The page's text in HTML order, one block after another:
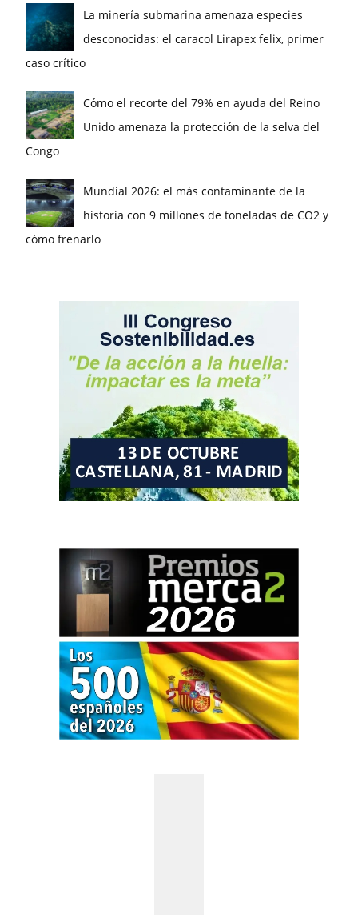
La minería submarina amenaza especies
desconocidas: el caracol Lirapex felix, primer
caso crítico
Cómo el recorte del 79% en ayuda del Reino
Unido amenaza la protección de la selva del
Congo
Mundial 2026: el más contaminante de la
historia con 9 millones de toneladas de CO2 y
cómo frenarlo